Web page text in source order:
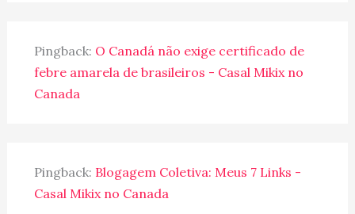
Pingback: O Canadá não exige certificado de
febre amarela de brasileiros - Casal Mikix no
Canada
Pingback: Blogagem Coletiva: Meus 7 Links -
Casal Mikix no Canada